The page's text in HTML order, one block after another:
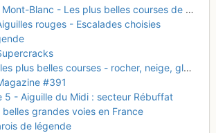
Blanc - Les plus belles courses de F à D
rouges - Escalades choisies
belles courses - rocher, neige, glace et mixte
#391
5 - Aiguille du Midi : secteur Rébuffat
grandes voies en France
de légende